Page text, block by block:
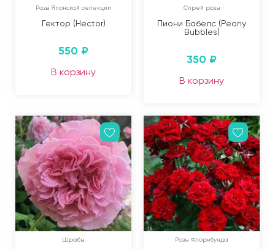
Розы Японской селекции
Гектор (Hector)
550 ₽
В корзину
Спрей розы
Пиони Бабелс (Peony
Bubbles)
350 ₽
В корзину
Шрабы Розы Флорибунда